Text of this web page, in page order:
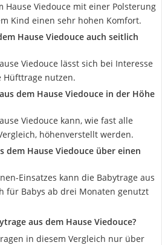
Hause Viedouce mit einer Polsterung
Kind einen sehr hohen Komfort.
Hause Viedouce auch seitlich
Viedouce lässt sich bei Interesse
Hüfttrage nutzen.
dem Hause Viedouce in der Höhe
Viedouce kann, wie fast alle
höhenverstellt werden.
dem Hause Viedouce über einen
Einsatzes kann die Babytrage aus
für Babys ab drei Monaten genutzt
aus dem Hause Viedouce?
in diesem Vergleich nur über